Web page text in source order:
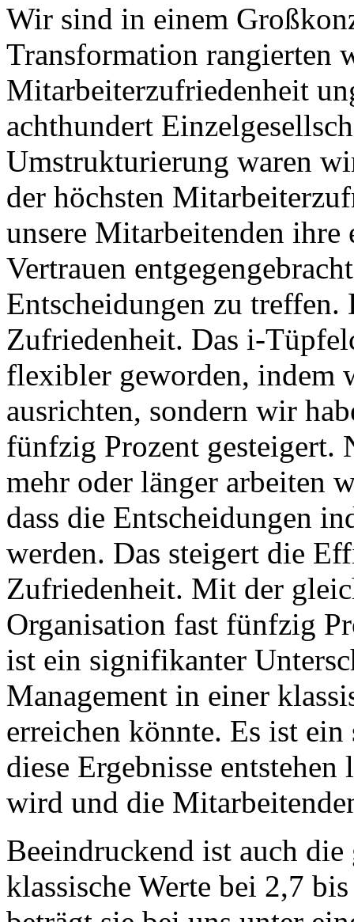
Wir sind in einem
Transformation rangierten
Mitarbeiterzufriedenheit
achthundert
Umstrukturierung waren
der höchsten
unsere Mitarbeitenden ihre
Vertrauen
Entscheidungen zu
Zufriedenheit. Das i-
flexibler geworden, indem
ausrichten, sondern wir
fünfzig Prozent gesteigert.
mehr oder länger arbeiten
dass die Entscheidungen
werden. Das steigert die
Zufriedenheit. Mit der
Organisation fast fünfzig
ist ein signifikanter
Management in einer
erreichen könnte. Es ist ein
diese Ergebnisse
wird und die
Beeindruckend ist auch
klassische Werte bei 2,7